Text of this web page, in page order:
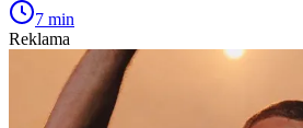
7 min
Reklama